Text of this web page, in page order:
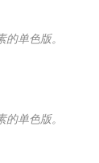
单色版。
单色版。